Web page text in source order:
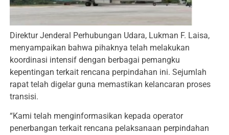
Direktur Jenderal Perhubungan Udara, Lukman F. Laisa,
menyampaikan bahwa pihaknya telah melakukan
koordinasi intensif dengan berbagai pemangku
kepentingan terkait rencana perpindahan ini. Sejumlah
rapat telah digelar guna memastikan kelancaran proses
transisi.
“Kami telah menginformasikan kepada operator
penerbangan terkait rencana pelaksanaan perpindahan